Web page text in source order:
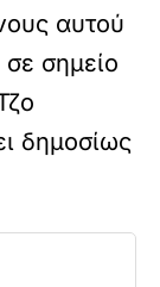
αυτού
σημείο
δημοσίως